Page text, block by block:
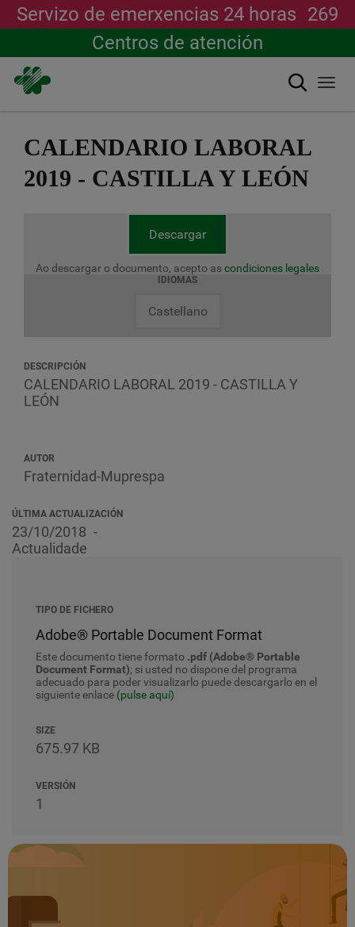
contido
Servizo de emerxencias 24 horas 269
Centros de atención
Buscar
CALENDARIO LABORAL
2019 - CASTILLA Y LEÓN
Descargar
Ao descargar o documento, acepto ascondiciones legales
IDIOMAS
Castellano
DESCRIPCIÓN
CALENDARIO LABORAL 2019 - CASTILLA Y
LEÓN
AUTOR
Fraternidad-Muprespa
ÚLTIMA ACTUALIZACIÓN
23/10/2018
Actualidade
TIPO DE FICHERO
Adobe® Portable Document Format
Este documento tiene formato .pdf (Adobe® Portable
Document Format); si usted no dispone del programa
adecuado para poder visualizarlo puede descargarlo en el
siguiente enlace (pulse aquí)
SIZE
675.97 KB
VERSIÓN
1